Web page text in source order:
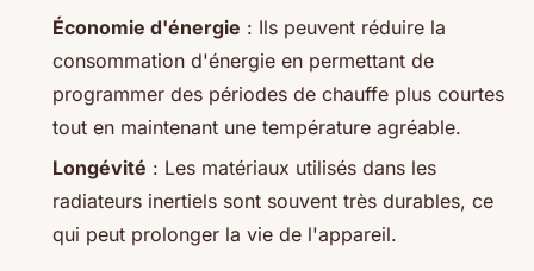
Économie d'énergie : Ils peuvent réduire la
consommation d'énergie en permettant de
programmer des périodes de chauffe plus courtes
tout en maintenant une température agréable.
Longévité : Les matériaux utilisés dans les
radiateurs inertiels sont souvent très durables, ce
qui peut prolonger la vie de l'appareil.